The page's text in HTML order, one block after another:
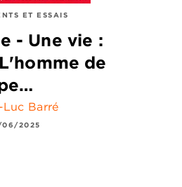
ET ESSAIS
- Une vie :
de
Luc Barré
06/2025